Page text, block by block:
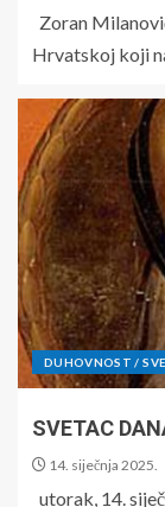
Zoran
Hrvatskoj koji
DUHOVNOST /
SVETAC
14. siječnja 2025.
utorak, 14.